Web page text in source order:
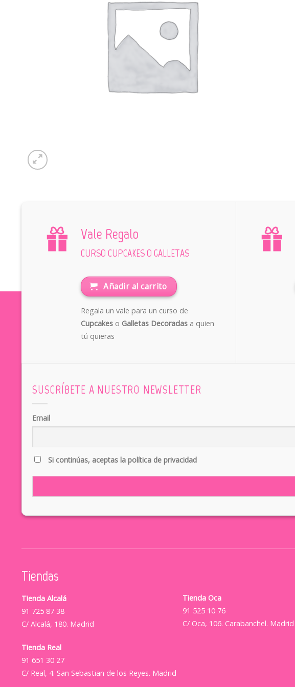
Vale Regalo
CURSO CUPCAKES O GALLETAS
Añadir al carrito
Regala un vale para un curso de
Cupcakes o Galletas Decoradas a quien
tú quieras
SUSCRÍBETE A NUESTRO NEWSLETTER
Email
Si continúas, aceptas la política de privacidad
Tiendas
Tienda Alcalá
91 725 87 38
C/ Alcalá, 180. Madrid
Tienda Real
91 651 30 27
C/ Real, 4. San Sebastian de los Reyes. Madrid
Tienda Oca
91 525 10 76
C/ Oca, 106. Carabanchel. Madrid